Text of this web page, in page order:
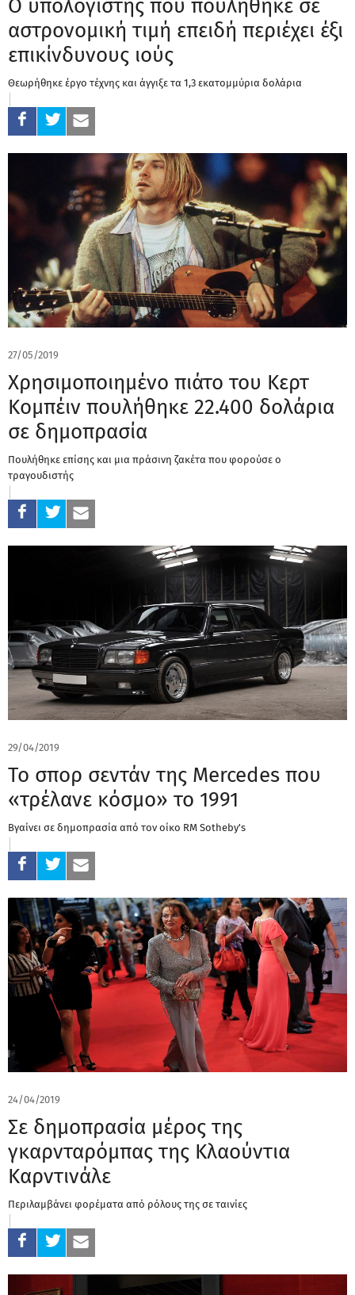
Ο υπολογιστής που πουλήθηκε σε
αστρονομική τιμή επειδή περιέχει έξι
επικίνδυνους ιούς
Θεωρήθηκε έργο τέχνης και άγγιξε τα 1,3 εκατομμύρια δολάρια
27/05/2019
Χρησιμοποιημένο πιάτο του Κερτ
Κομπέιν πουλήθηκε 22.400 δολάρια
σε δημοπρασία
Πουλήθηκε επίσης και μια πράσινη ζακέτα που φορούσε ο
τραγουδιστής
29/04/2019
To σπορ σεντάν της Mercedes που
«τρέλανε κόσμο» το 1991
Βγαίνει σε δημοπρασία από τον οίκο RM Sotheby's
24/04/2019
Σε δημοπρασία μέρος της
γκαρνταρόμπας της Κλαούντια
Καρντινάλε
Περιλαμβάνει φορέματα από ρόλους της σε ταινίες